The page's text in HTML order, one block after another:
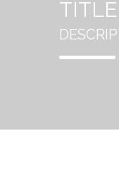
TITLE